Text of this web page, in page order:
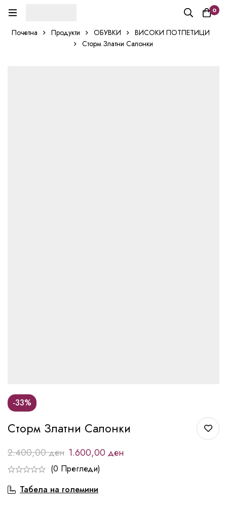
0
Почетна Продукти ОБУВКИ
ВИСОКИ ПОТПЕТИЦИ
Сторм Златни Салонки
-33%
Сторм Златни Салонки
2.400,00ден 1.600,00 ден
(0 Прегледи)
Табела на големини